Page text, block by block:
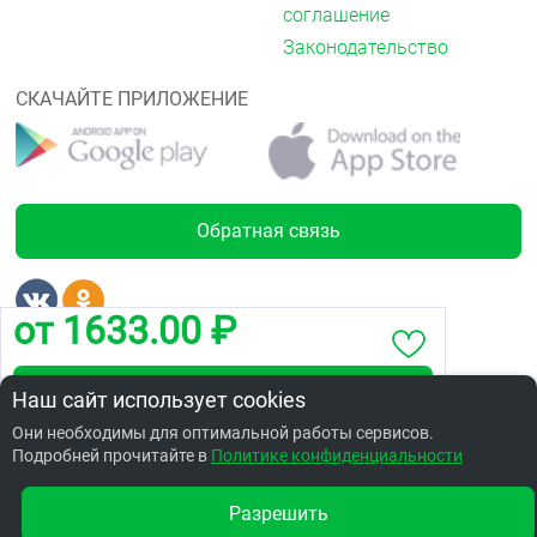
от 1633.00 ₽
Забронировать по адресу пр. Мира, 100
Заказать в интернет аптеке по цене: 2185.70 ₽
Другие аптеки
соглашение
Законодательство
СКАЧАЙТЕ ПРИЛОЖЕНИЕ
Обратная связь
Наш сайт использует cookies
Они необходимы для оптимальной работы сервисов.
Подробней прочитайте в Политике конфиденциальности
Разрешить